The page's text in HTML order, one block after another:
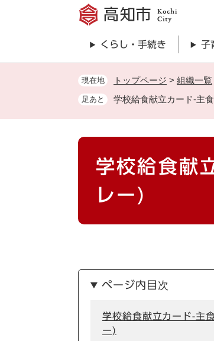
先
。
くらし・手続き 子
現在地 トップページ > 組織一覧
足あと 学校給食献立カード-主
本
学校給食献
レー)
ページ内目次
学校給食献立カード-主
ー)